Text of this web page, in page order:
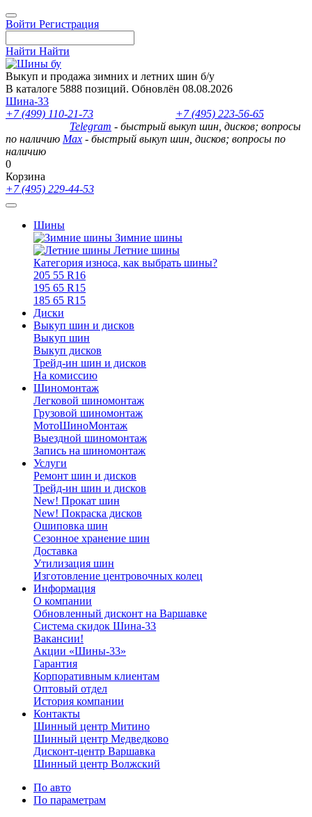
Войти Регистрация
Найти Найти
Выкуп и продажа зимних и летних шин б/у
В каталоге 5888 позиций. Обновлён 08.08.2026
Шина-33
+7 (499) 110-21-73
+7 (495) 223-56-65
Telegram - быстрый выкуп шин, дисков; вопросы
по наличию Max - быстрый выкуп шин, дисков; вопросы по
наличию
0
Корзина
+7 (495) 229-44-53
Шины
Зимние шины
Летние шины
Категория износа, как выбрать шины?
205 55 R16
195 65 R15
185 65 R15
Диски
Выкуп шин и дисков
Выкуп шин
Выкуп дисков
Трейд-ин шин и дисков
На комиссию
Шиномонтаж
Легковой шиномонтаж
Грузовой шиномонтаж
МотоШиноМонтаж
Выездной шиномонтаж
Запись на шиномонтаж
Услуги
Ремонт шин и дисков
Трейд-ин шин и дисков
New! Прокат шин
New! Покраска дисков
Ошиповка шин
Сезонное хранение шин
Доставка
Утилизация шин
Изготовление центровочных колец
Информация
О компании
Обновленный дисконт на Варшавке
Система скидок Шина-33
Вакансии!
Акции «Шины-33»
Гарантия
Корпоративным клиентам
Оптовый отдел
История компании
Контакты
Шинный центр Митино
Шинный центр Медведково
Дисконт-центр Варшавка
Шинный центр Волжский
По авто
По параметрам